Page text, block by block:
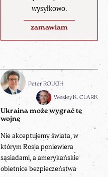
wysyłkowo.
zamawiam
Peter ROUGH
Wesley K. CLARK
Ukraina może wygrać tę
wojnę
Nie akceptujemy świata, w
którym Rosja poniewiera
sąsiadami, a amerykańskie
obietnice bezpieczeństwa